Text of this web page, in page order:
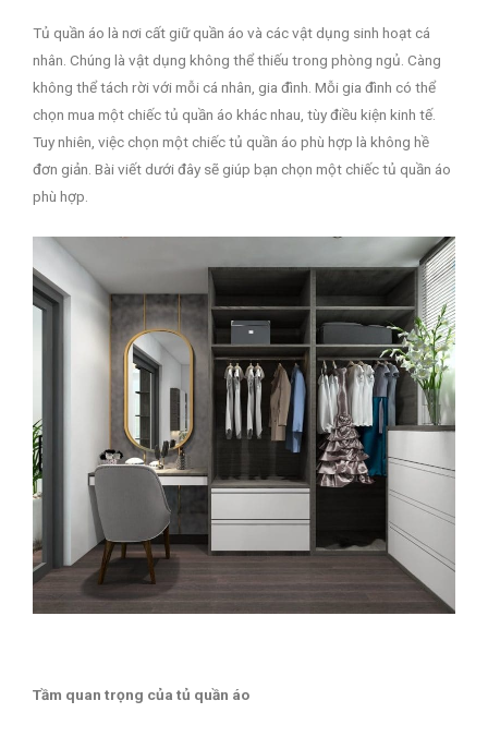
Tủ quần áo là nơi cất giữ quần áo và các vật dụng sinh hoạt cá
nhân. Chúng là vật dụng không thể thiếu trong phòng ngủ. Càng
không thể tách rời với mỗi cá nhân, gia đình. Mỗi gia đình có thể
chọn mua một chiếc tủ quần áo khác nhau, tùy điều kiện kinh tế.
Tuy nhiên, việc chọn một chiếc tủ quần áo phù hợp là không hề
đơn giản. Bài viết dưới đây sẽ giúp bạn chọn một chiếc tủ quần áo
phù hợp.
Tầm quan trọng của tủ quần áo